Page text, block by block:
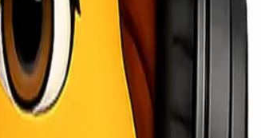
dengan
tarif paling hemat
untuk rute Jakarta –
Barang urgent seperti dokumen, elektronik,